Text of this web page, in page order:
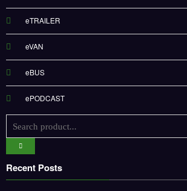
eTRAILER
eVAN
eBUS
ePODCAST
Recent Posts